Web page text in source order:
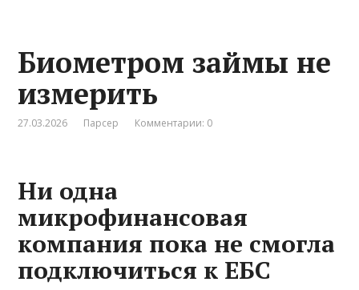
Биометром займы не
измерить
27.03.2026 Парсер Комментарии: 0
Ни одна
микрофинансовая
компания пока не смогла
подключиться к ЕБС